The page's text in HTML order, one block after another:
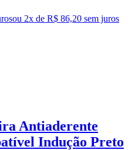
ou 2x de R$ 86,20 sem juros
Antiaderente
Indução Preto